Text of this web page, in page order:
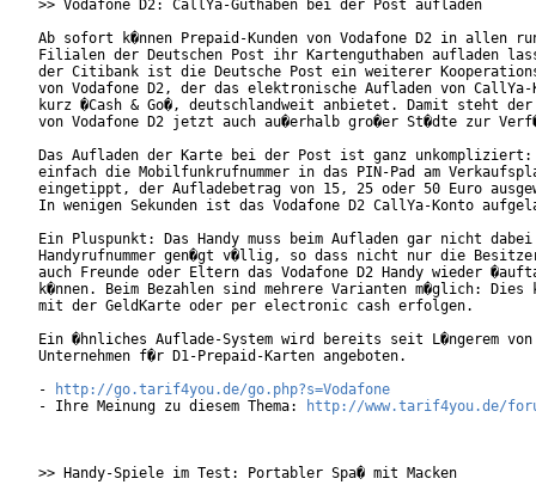
>> Vodafone D2: CallYa-Guthaben bei der Post aufladen
Ab sofort k�nnen Prepaid-Kunden von Vodafone D2 in allen
Filialen der Deutschen Post ihr Kartenguthaben aufladen
der Citibank ist die Deutsche Post ein weiterer
von Vodafone D2, der das elektronische Aufladen von
kurz �Cash & Go�, deutschlandweit anbietet. Damit steht
von Vodafone D2 jetzt auch au�erhalb gro�er St�dte zur
Das Aufladen der Karte bei der Post ist ganz
einfach die Mobilfunkrufnummer in das PIN-Pad am
eingetippt, der Aufladebetrag von 15, 25 oder 50 Euro
In wenigen Sekunden ist das Vodafone D2 CallYa-Konto
Ein Pluspunkt: Das Handy muss beim Aufladen gar nicht
Handyrufnummer gen�gt v�llig, so dass nicht nur die
auch Freunde oder Eltern das Vodafone D2 Handy wieder
k�nnen. Beim Bezahlen sind mehrere Varianten m�glich: Dies
mit der GeldKarte oder per electronic cash erfolgen.
Ein �hnliches Auflade-System wird bereits seit L�ngerem
Unternehmen f�r D1-Prepaid-Karten angeboten.
-
http://go.tarif4you.de/go.php?s=Vodafone
- Ihre Meinung zu diesem Thema:
http://www.tarif4you.de/
>> Handy-Spiele im Test: Portabler Spa� mit Macken